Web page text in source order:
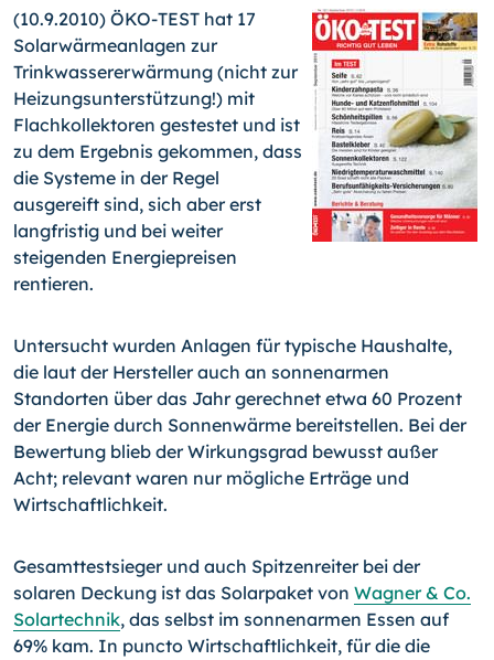
(10.9.2010) ÖKO-TEST hat 17
Solarwärmeanlagen zur
Trinkwassererwärmung (nicht zur
Heizungsunterstützung!) mit
Flachkollektoren gestestet und ist
zu dem Ergebnis gekommen, dass
die Systeme in der Regel
ausgereift sind, sich aber erst
langfristig und bei weiter
steigenden Energiepreisen
rentieren.
Untersucht wurden Anlagen für typische Haushalte,
die laut der Hersteller auch an sonnenarmen
Standorten über das Jahr gerechnet etwa 60 Prozent
der Energie durch Sonnenwärme bereitstellen. Bei der
Bewertung blieb der Wirkungsgrad bewusst außer
Acht; relevant waren nur mögliche Erträge und
Wirtschaftlichkeit.
Gesamttestsieger und auch Spitzenreiter bei der
solaren Deckung ist das Solarpaket von Wagner & Co.
Solartechnik, das selbst im sonnenarmen Essen auf
69% kam. In puncto Wirtschaftlichkeit, für die die